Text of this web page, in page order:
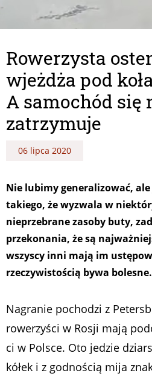
Rowerzysta
wjeżdża pod
A samochód się
zatrzymuje
06 lipca 2020
Nie lubimy generalizować,
takiego, że wyzwala w
nieprzebrane zasoby buty,
przekonania, że są
wszyscy inni mają im
rzeczywistością bywa bolesne.
Nagranie pochodzi z
rowerzyści w Rosji mają
ci w Polsce. Oto jedzie
kółek i z godnością mija